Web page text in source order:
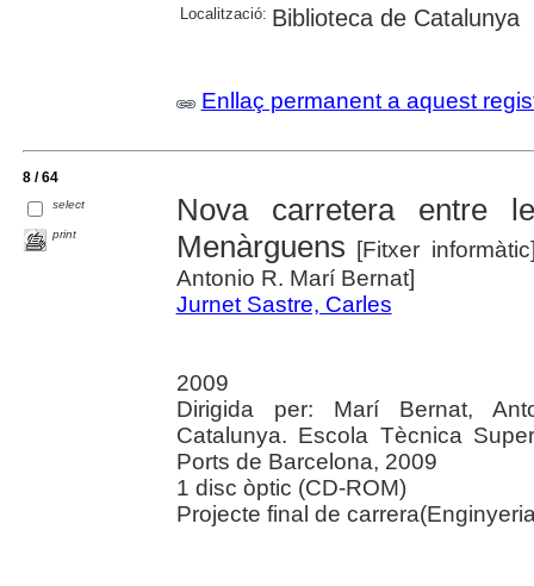
Localització: Biblioteca de Catalunya
Enllaç permanent a aquest
8 / 64
select
print
Nova carretera entre
Menàrguens [Fitxer
Antonio R. Marí Bernat]
Jurnet Sastre, Carles
2009
Dirigida per: Marí Bernat,
Catalunya. Escola Tècnica
Ports de Barcelona, 2009
1 disc òptic (CD-ROM)
Projecte final de